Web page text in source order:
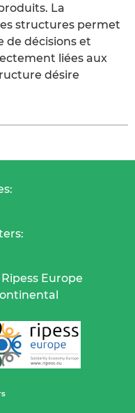
La
structures permet
de décisions et
liées aux
désire
Europe